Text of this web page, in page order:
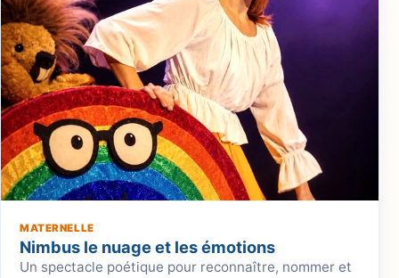
MATERNELLE
Nimbus le nuage et les émotions
Un spectacle poétique pour reconnaître, nommer et